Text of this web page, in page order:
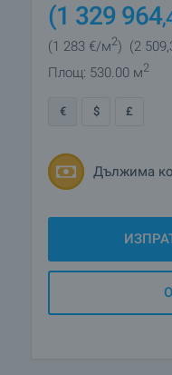
(1 329 964
(1 283 €/м2) (2 509
Площ: 530.00 м2
€ $ £
Дължима